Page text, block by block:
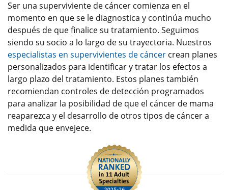
Ser una superviviente de cáncer comienza en el
momento en que se le diagnostica y continúa mucho
después de que finalice su tratamiento. Seguimos
siendo su socio a lo largo de su trayectoria. Nuestros
especialistas en supervivientes de cáncer crean planes
personalizados para identificar y tratar los efectos a
largo plazo del tratamiento. Estos planes también
recomiendan controles de detección programados
para analizar la posibilidad de que el cáncer de mama
reaparezca y el desarrollo de otros tipos de cáncer a
medida que envejece.